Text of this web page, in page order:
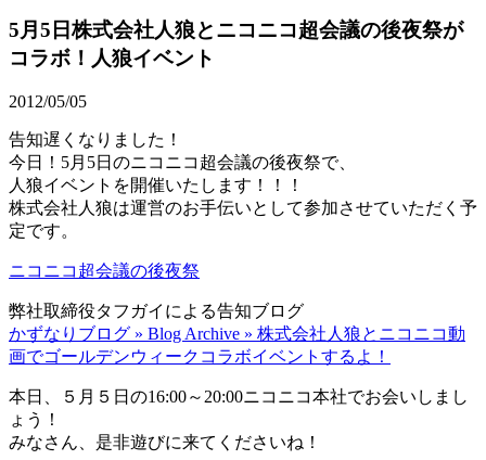
5月5日株式会社人狼とニコニコ超会議の後夜祭が
コラボ！人狼イベント
2012/05/05
告知遅くなりました！
今日！5月5日のニコニコ超会議の後夜祭で、
人狼イベントを開催いたします！！！
株式会社人狼は運営のお手伝いとして参加させていただく予
定です。
ニコニコ超会議の後夜祭
弊社取締役タフガイによる告知ブログ
かずなりブログ » Blog Archive » 株式会社人狼とニコニコ動
画でゴールデンウィークコラボイベントするよ！
本日、５月５日の16:00～20:00ニコニコ本社でお会いしまし
ょう！
みなさん、是非遊びに来てくださいね！